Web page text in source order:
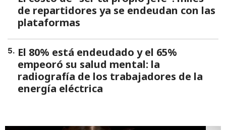
de repartidores ya se endeudan con las
plataformas
5. El 80% está endeudado y el 65%
empeoró su salud mental: la
radiografía de los trabajadores de la
energía eléctrica